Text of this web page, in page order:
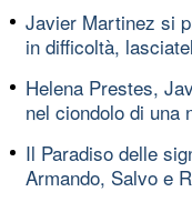
Javier Martinez si
in difficoltà,
Helena Prestes,
nel ciondolo di una
Il Paradiso delle
Armando, Salvo e